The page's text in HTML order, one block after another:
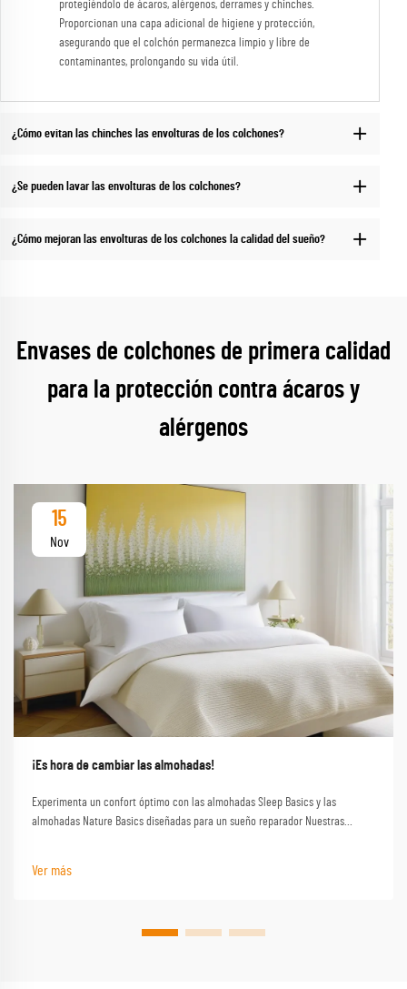
protegiéndolo de ácaros, alérgenos, derrames y chinches.
Proporcionan una capa adicional de higiene y protección,
asegurando que el colchón permanezca limpio y libre de
contaminantes, prolongando su vida útil.
¿Cómo evitan las chinches las envolturas de los colchones?
¿Se pueden lavar las envolturas de los colchones?
¿Cómo mejoran las envolturas de los colchones la calidad del sueño?
Envases de colchones de primera calidad
para la protección contra ácaros y
alérgenos
15
Nov
¡Es hora de cambiar las almohadas!
Experimenta un confort óptimo con las almohadas Sleep Basics y las
almohadas Nature Basics diseñadas para un sueño reparador Nuestras
Ver más